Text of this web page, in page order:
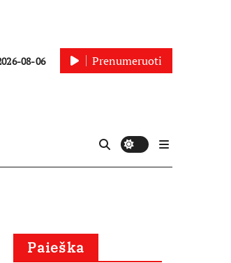
08-06 Prenumeruoti
Paieška